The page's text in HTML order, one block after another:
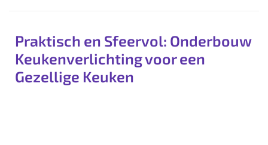
Praktisch en Sfeervol: Onderbouw
Keukenverlichting voor een
Gezellige Keuken